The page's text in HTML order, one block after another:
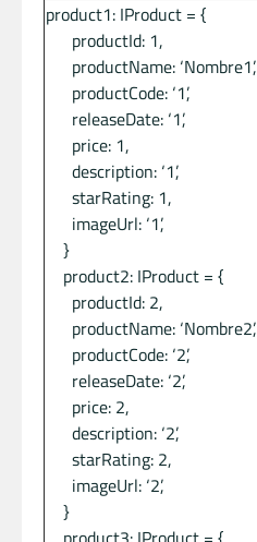
product1: IProduct = {
productId: 1,
productName: ‘Nombre1’,
productCode: ‘1’,
releaseDate: ‘1’,
price: 1,
description: ‘1’,
starRating: 1,
imageUrl: ‘1’,
}
product2: IProduct = {
productId: 2,
productName: ‘Nombre2’,
productCode: ‘2’,
releaseDate: ‘2’,
price: 2,
description: ‘2’,
starRating: 2,
imageUrl: ‘2’,
}